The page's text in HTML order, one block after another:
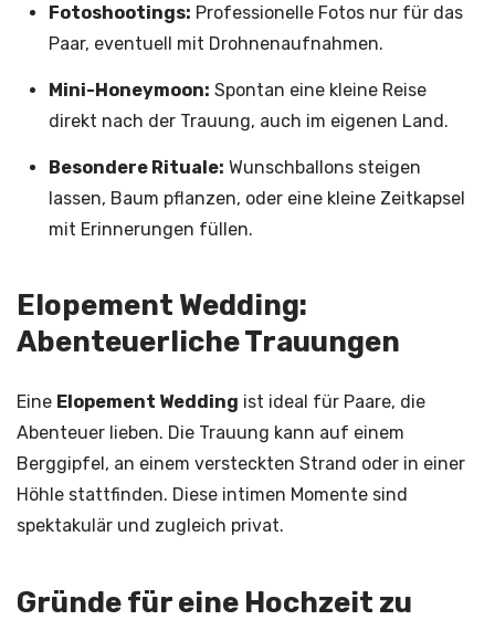
Fotoshootings: Professionelle Fotos nur für das
Paar, eventuell mit Drohnenaufnahmen.
Mini-Honeymoon: Spontan eine kleine Reise
direkt nach der Trauung, auch im eigenen Land.
Besondere Rituale: Wunschballons steigen
lassen, Baum pflanzen, oder eine kleine Zeitkapsel
mit Erinnerungen füllen.
Elopement Wedding:
Abenteuerliche Trauungen
Eine Elopement Wedding ist ideal für Paare, die
Abenteuer lieben. Die Trauung kann auf einem
Berggipfel, an einem versteckten Strand oder in einer
Höhle stattfinden. Diese intimen Momente sind
spektakulär und zugleich privat.
Gründe für eine Hochzeit zu